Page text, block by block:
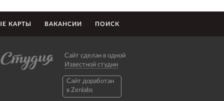
КАРТЫ ВАКАНСИИ ПОИСК
Сайт сделан в одной
Известной студии
Caйт доработан
в Zenlabs